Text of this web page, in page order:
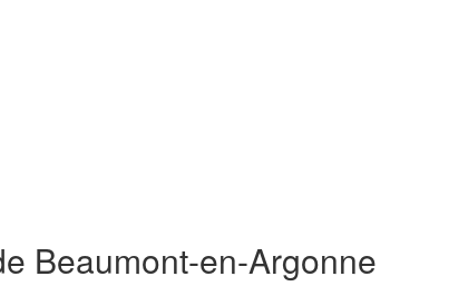
Beaumont-en-Argonne